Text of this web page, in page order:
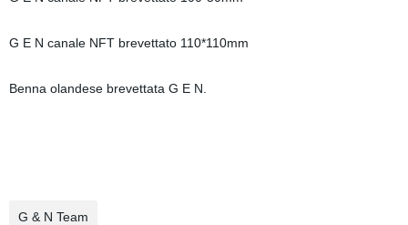
G E N canale NFT brevettato 110*110mm
Benna olandese brevettata G E N.
G & N Team